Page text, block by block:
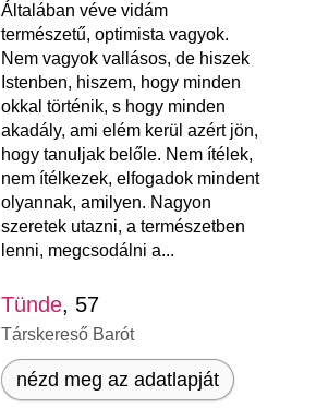
Általában véve vidám
természetű, optimista vagyok.
Nem vagyok vallásos, de hiszek
Istenben, hiszem, hogy minden
okkal történik, s hogy minden
akadály, ami elém kerül azért jön,
hogy tanuljak belőle. Nem ítélek,
nem ítélkezek, elfogadok mindent
olyannak, amilyen. Nagyon
szeretek utazni, a természetben
lenni, megcsodálni a...
Tünde, 57
Társkereső Barót
nézd meg az adatlapját